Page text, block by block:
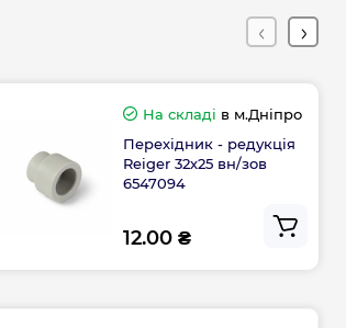
На складі в м.Дніпро
Перехідник - редукція
Reiger 32х25 вн/зов
6547094
12.00 ₴